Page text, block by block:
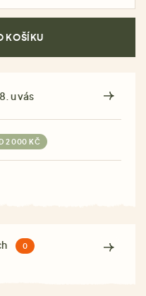
KOŠÍKU
u vás
2 000 KČ
0